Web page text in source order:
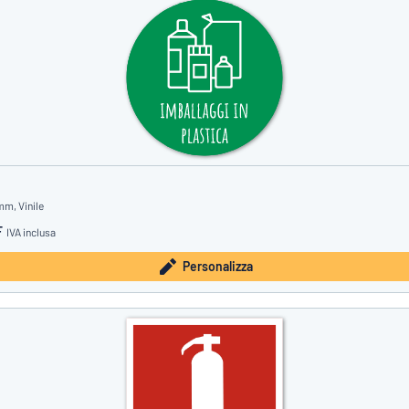
Vinile
IVA inclusa
Personalizza